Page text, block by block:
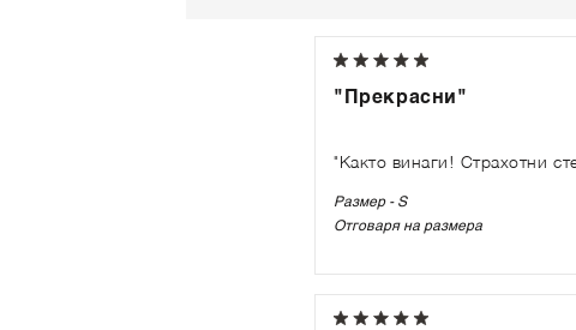
"Прекрасни"
"Както винаги! Страхотни
Размер - S
Отговаря на размера